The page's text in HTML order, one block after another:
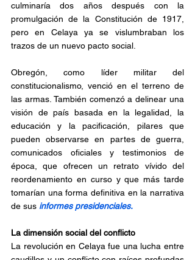
culminaría dos años después con la
promulgación de la Constitución de 1917,
pero en Celaya ya se vislumbraban los
trazos de un nuevo pacto social.
Obregón, como líder militar del
constitucionalismo, venció en el terreno de
las armas. También comenzó a delinear una
visión de país basada en la legalidad, la
educación y la pacificación, pilares que
pueden observarse en partes de guerra,
comunicados oficiales y testimonios de
época, que ofrecen un retrato vívido del
reordenamiento en curso y que más tarde
tomarían una forma definitiva en la narrativa
de sus informes presidenciales.
La dimensión social del conflicto
La revolución en Celaya fue una lucha entre